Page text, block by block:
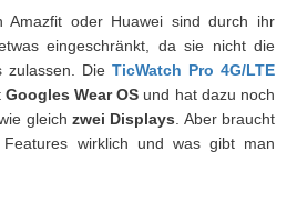
Amazfit oder Huawei sind durch ihr
eingeschränkt, da sie nicht die
zulassen. Die TicWatch Pro 4G/LTE
Googles Wear OS und hat dazu noch
gleich zwei Displays . Aber braucht
wirklich und was gibt man